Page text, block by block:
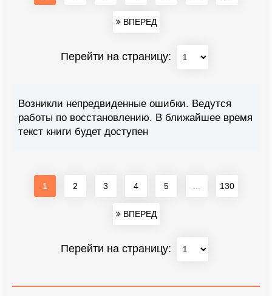
ВПЕРЕД
Перейти на страницу:
Возникли непредвиденные ошибки. Ведутся
работы по восстановлению. В ближайшее время
текст книги будет доступен
1 2 3 4 5 130
ВПЕРЕД
Перейти на страницу: